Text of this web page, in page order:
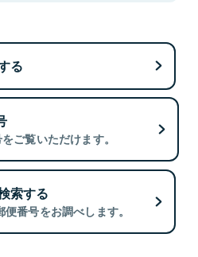
る
ご覧いただけます。
索する
番号をお調べします。